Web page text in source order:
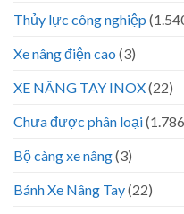
Thủy lực công nghiệp
Xe nâng điện cao (3)
XE NÂNG TAY INOX(22)
Chưa được phân loại
Bộ càng xe nâng(3)
Bánh Xe Nâng Tay(22)